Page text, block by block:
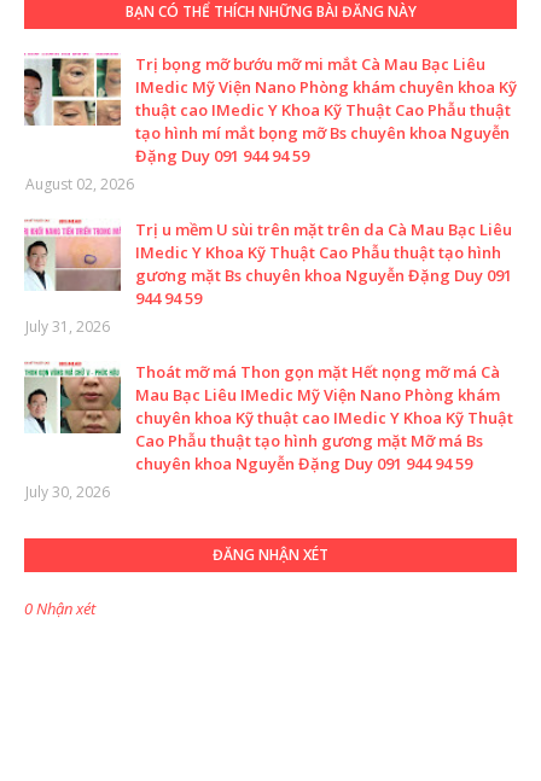
BẠN CÓ THỂ THÍCH NHỮNG BÀI ĐĂNG NÀY
Trị bọng mỡ bướu mỡ mi mắt Cà Mau Bạc Liêu
IMedic Mỹ Viện Nano Phòng khám chuyên khoa Kỹ
thuật cao IMedic Y Khoa Kỹ Thuật Cao Phẫu thuật
tạo hình mí mắt bọng mỡ Bs chuyên khoa Nguyễn
Đặng Duy 091 944 94 59
August 02, 2026
Trị u mềm U sùi trên mặt trên da Cà Mau Bạc Liêu
IMedic Y Khoa Kỹ Thuật Cao Phẫu thuật tạo hình
gương mặt Bs chuyên khoa Nguyễn Đặng Duy 091
944 94 59
July 31, 2026
Thoát mỡ má Thon gọn mặt Hết nọng mỡ má Cà
Mau Bạc Liêu IMedic Mỹ Viện Nano Phòng khám
chuyên khoa Kỹ thuật cao IMedic Y Khoa Kỹ Thuật
Cao Phẫu thuật tạo hình gương mặt Mỡ má Bs
chuyên khoa Nguyễn Đặng Duy 091 944 94 59
July 30, 2026
ĐĂNG NHẬN XÉT
0 Nhận xét